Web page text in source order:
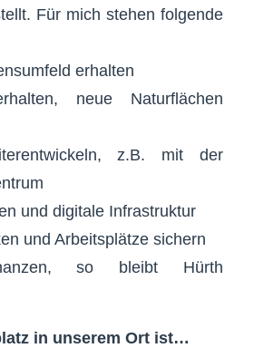
Für mich stehen folgende
erhalten
neue Naturflächen
z.B. mit der
und digitale Infrastruktur
und Arbeitsplätze sichern
so bleibt Hürth
in unserem Ort ist…